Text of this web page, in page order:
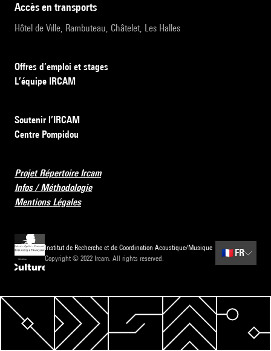
accès en transports
Hôtel de Ville, Rambuteau, Châtelet, Les Halles
Offres d’emploi et stages
L’équipe IRCAM
Soutenir l’IRCAM
Centre Pompidou
Projet Répertoire Ircam
Infos / Méthodologie
Mentions Légales
Institut de Recherche et de Coordination Acoustique/Musique
Copyright © 2022 Ircam. All rights reserved.
🇫🇷 FR